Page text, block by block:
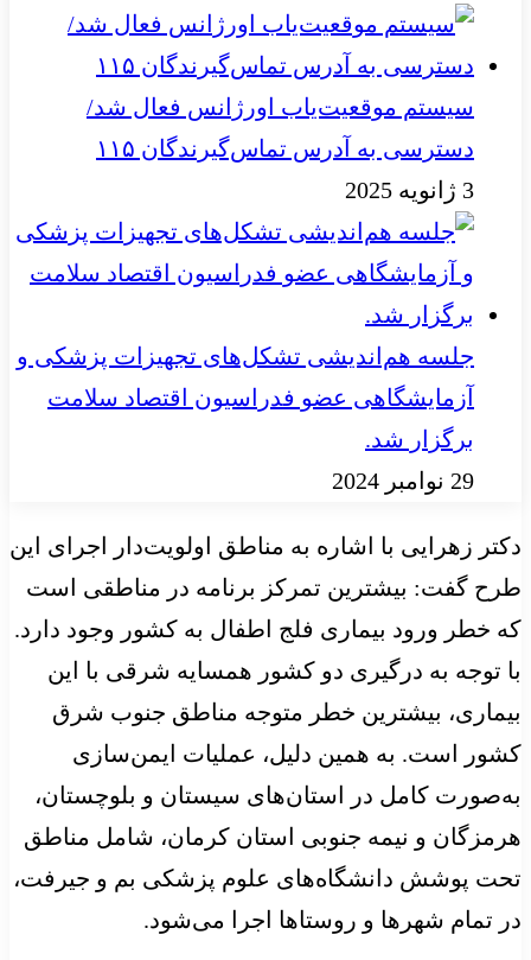
سیستم موقعیت‌یاب اورژانس فعال شد/
دسترسی به آدرس تماس‌گیرندگان ۱۱۵
3 ژانویه 2025
جلسه هم‌اندیشی تشکل‌های تجهیزات پزشکی و
آزمایشگاهی عضو فدراسیون اقتصاد سلامت
برگزار شد.
29 نوامبر 2024
دکتر زهرایی با اشاره به مناطق اولویت‌دار اجرای این
طرح گفت: بیشترین تمرکز برنامه در مناطقی است
که خطر ورود بیماری فلج اطفال به کشور وجود دارد.
با توجه به درگیری دو کشور همسایه شرقی با این
بیماری، بیشترین خطر متوجه مناطق جنوب شرق
کشور است. به همین دلیل، عملیات ایمن‌سازی
به‌صورت کامل در استان‌های سیستان و بلوچستان،
هرمزگان و نیمه جنوبی استان کرمان، شامل مناطق
تحت پوشش دانشگاه‌های علوم پزشکی بم و جیرفت،
در تمام شهرها و روستاها اجرا می‌شود.